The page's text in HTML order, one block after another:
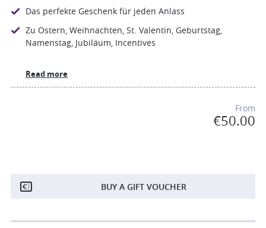
Das perfekte Geschenk für jeden Anlass
Zu Ostern, Weihnachten, St. Valentin, Geburtstag,
Namenstag, Jubiläum, Incentives
Read more
From
€50.00
BUY A GIFT VOUCHER